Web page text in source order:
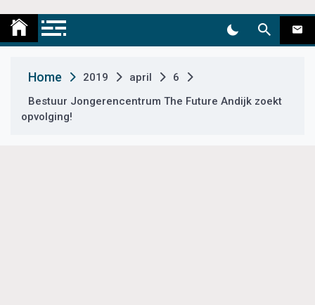
e
t
Medemblik Actueel
Home 2019 april
6
Bestuur Jongerencentrum The Future Andijk zoekt
opvolging!